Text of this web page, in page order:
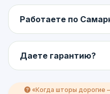
наличии — ставлю за 1
Работаете по
обсуждаем, но замер
Даете гарантию?
«Когда шторы дорогие